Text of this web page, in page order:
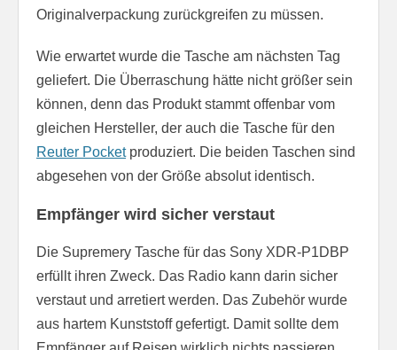
Originalverpackung zurückgreifen zu müssen.
Wie erwartet wurde die Tasche am nächsten Tag
geliefert. Die Überraschung hätte nicht größer sein
können, denn das Produkt stammt offenbar vom
gleichen Hersteller, der auch die Tasche für den
Reuter Pocketproduziert. Die beiden Taschen sind
abgesehen von der Größe absolut identisch.
Empfänger wird sicher verstaut
Die Supremery Tasche für das Sony XDR-P1DBP
erfüllt ihren Zweck. Das Radio kann darin sicher
verstaut und arretiert werden. Das Zubehör wurde
aus hartem Kunststoff gefertigt. Damit sollte dem